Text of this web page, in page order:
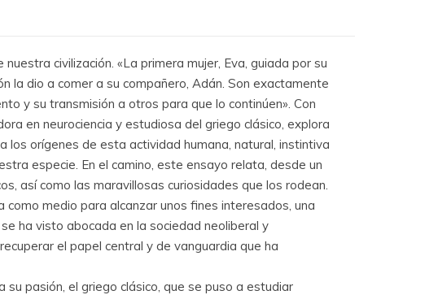
civilización. «La primera mujer, Eva, guiada por su
la dio a comer a su compañero, Adán. Son exactamente
y su transmisión a otros para que lo continúen». Con
en neurociencia y estudiosa del griego clásico, explora
los orígenes de esta actividad humana, natural, instintiva
especie. En el camino, este ensayo relata, desde un
así como las maravillosas curiosidades que los rodean.
medio para alcanzar unos fines interesados, una
ha visto abocada en la sociedad neoliberal y
el papel central y de vanguardia que ha
pasión, el griego clásico, que se puso a estudiar